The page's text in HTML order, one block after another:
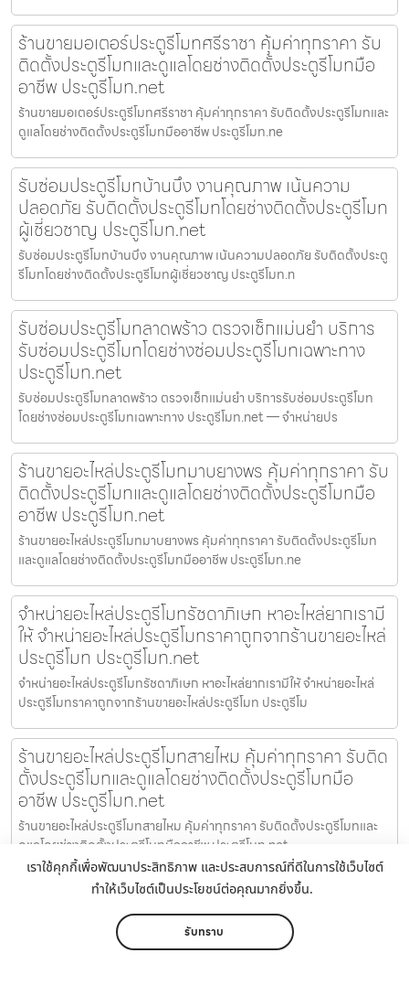
เราใช้คุกกี้เพื่อพัฒนาประสิทธิภาพ และประสบการณ์ที่ดีในการใช้เว็บไซต์
ทำให้เว็บไซต์เป็นประโยชน์ต่อคุณมากยิ่งขึ้น.
รับทราบ
ร้านขายมอเตอร์ประตูรีโมทศรีราชา คุ้มค่าทุกราคา รับ
ติดตั้งประตูรีโมทและดูแลโดยช่างติดตั้งประตูรีโมทมือ
อาชีพ ประตูรีโมท.net
ร้านขายมอเตอร์ประตูรีโมทศรีราชา คุ้มค่าทุกราคา รับติดตั้งประตูรีโมทและ
ดูแลโดยช่างติดตั้งประตูรีโมทมืออาชีพ ประตูรีโมท.ne
รับซ่อมประตูรีโมทบ้านบึง งานคุณภาพ เน้นความ
ปลอดภัย รับติดตั้งประตูรีโมทโดยช่างติดตั้งประตูรีโมท
ผู้เชี่ยวชาญ ประตูรีโมท.net
รับซ่อมประตูรีโมทบ้านบึง งานคุณภาพ เน้นความปลอดภัย รับติดตั้งประตู
รีโมทโดยช่างติดตั้งประตูรีโมทผู้เชี่ยวชาญ ประตูรีโมท.n
รับซ่อมประตูรีโมทลาดพร้าว ตรวจเช็กแม่นยำ บริการ
รับซ่อมประตูรีโมทโดยช่างซ่อมประตูรีโมทเฉพาะทาง
ประตูรีโมท.net
รับซ่อมประตูรีโมทลาดพร้าว ตรวจเช็กแม่นยำ บริการรับซ่อมประตูรีโมท
โดยช่างซ่อมประตูรีโมทเฉพาะทาง ประตูรีโมท.net — จำหน่ายปร
ร้านขายอะไหล่ประตูรีโมทมาบยางพร คุ้มค่าทุกราคา รับ
ติดตั้งประตูรีโมทและดูแลโดยช่างติดตั้งประตูรีโมทมือ
อาชีพ ประตูรีโมท.net
ร้านขายอะไหล่ประตูรีโมทมาบยางพร คุ้มค่าทุกราคา รับติดตั้งประตูรีโมท
และดูแลโดยช่างติดตั้งประตูรีโมทมืออาชีพ ประตูรีโมท.ne
จำหน่ายอะไหล่ประตูรีโมทรัชดาภิเษก หาอะไหล่ยากเรามี
ให้ จำหน่ายอะไหล่ประตูรีโมทราคาถูกจากร้านขายอะไหล่
ประตูรีโมท ประตูรีโมท.net
จำหน่ายอะไหล่ประตูรีโมทรัชดาภิเษก หาอะไหล่ยากเรามีให้ จำหน่ายอะไหล่
ประตูรีโมทราคาถูกจากร้านขายอะไหล่ประตูรีโมท ประตูรีโม
ร้านขายอะไหล่ประตูรีโมทสายไหม คุ้มค่าทุกราคา รับติด
ตั้งประตูรีโมทและดูแลโดยช่างติดตั้งประตูรีโมทมือ
อาชีพ ประตูรีโมท.net
ร้านขายอะไหล่ประตูรีโมทสายไหม คุ้มค่าทุกราคา รับติดตั้งประตูรีโมทและ
ดูแลโดยช่างติดตั้งประตูรีโมทมืออาชีพ ประตูรีโมท.net
รับซ่อมประตูรั้วอัตโนมัติวังจันทร์ บริการจำหน่ายและ
ติดตั้งประตูรีโมท ประตูรั้วรีโมท ราคาถูก
รับซ่อมประตูรั้วอัตโนมัติวังจันทร์ บริการจำหน่ายประตูรีโมทและอะไหล่